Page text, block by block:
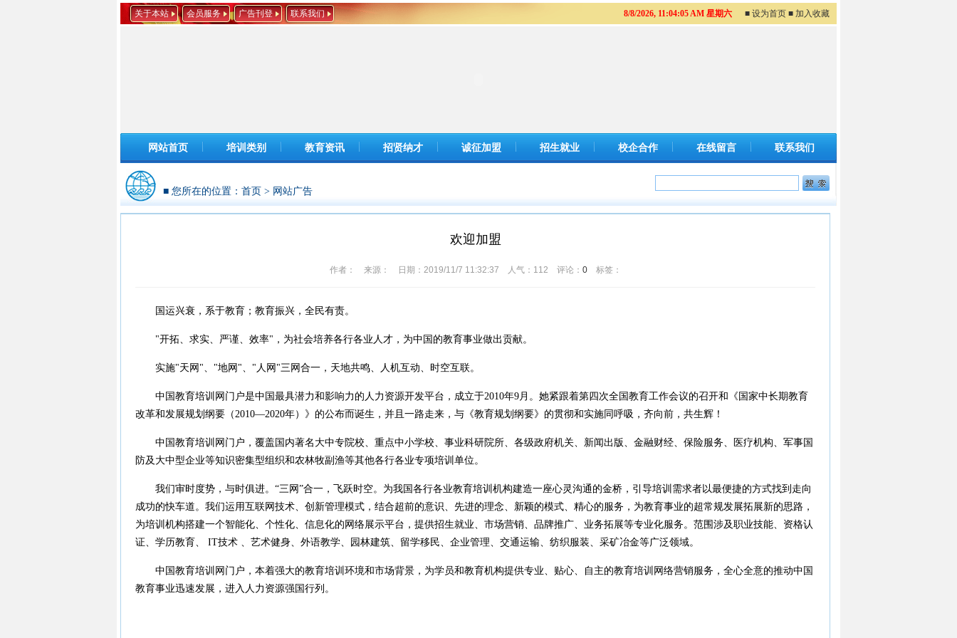
关于本站 会员服务 广告刊登 联系我们 8/8/2026, 11:04:05 AM 星期六 ■ 设为首页 ■ 加入收藏
网站首页 培训类别 教育资讯 招贤纳才 诚征加盟 招生就业 校企合作 在线留言 联系我们
■ 您所在的位置： 首页 > 网站广告
欢迎加盟
作者： 来源： 日期：2019/11/7 11:32:37 人气： 112 评论： 0标签：
国运兴衰，系于教育；教育振兴，全民有责。
"开拓、求实、严谨、效率"，为社会培养各行各业人才，为中国的教育事业做出贡献。
实施"天网"、"地网"、"人网"三网合一，天地共鸣、人机互动、时空互联。
中国教育培训网门户是中国最具潜力和影响力的人力资源开发平台，成立于2010年9月。她紧跟着第四次全国教育工作会议的召开和《国家中长期教育
改革和发展规划纲要（2010—2020年）》的公布而诞生，并且一路走来，与《教育规划纲要》的贯彻和实施同呼吸，齐向前，共生辉！
中国教育培训网门户，覆盖国内著名大中专院校、重点中小学校、事业科研院所、各级政府机关、新闻出版、金融财经、保险服务、医疗机构、军事国
防及大中型企业等知识密集型组织和农林牧副渔等其他各行各业专项培训单位。
我们审时度势，与时俱进。“三网”合一，飞跃时空。为我国各行各业教育培训机构建造一座心灵沟通的金桥，引导培训需求者以最便捷的方式找到走向
成功的快车道。我们运用互联网技术、创新管理模式，结合超前的意识、先进的理念、新颖的模式、精心的服务，为教育事业的超常规发展拓展新的思路，
为培训机构搭建一个智能化、个性化、信息化的网络展示平台，提供招生就业、市场营销、品牌推广、业务拓展等专业化服务。范围涉及职业技能、资格认
证、学历教育、 IT技术 、艺术健身、外语教学、园林建筑、留学移民、企业管理、交通运输、纺织服装、采矿冶金等广泛领域。
中国教育培训网门户，本着强大的教育培训环境和市场背景，为学员和教育机构提供专业、贴心、自主的教育培训网络营销服务，全心全意的推动中国
教育事业迅速发展，进入人力资源强国行列。